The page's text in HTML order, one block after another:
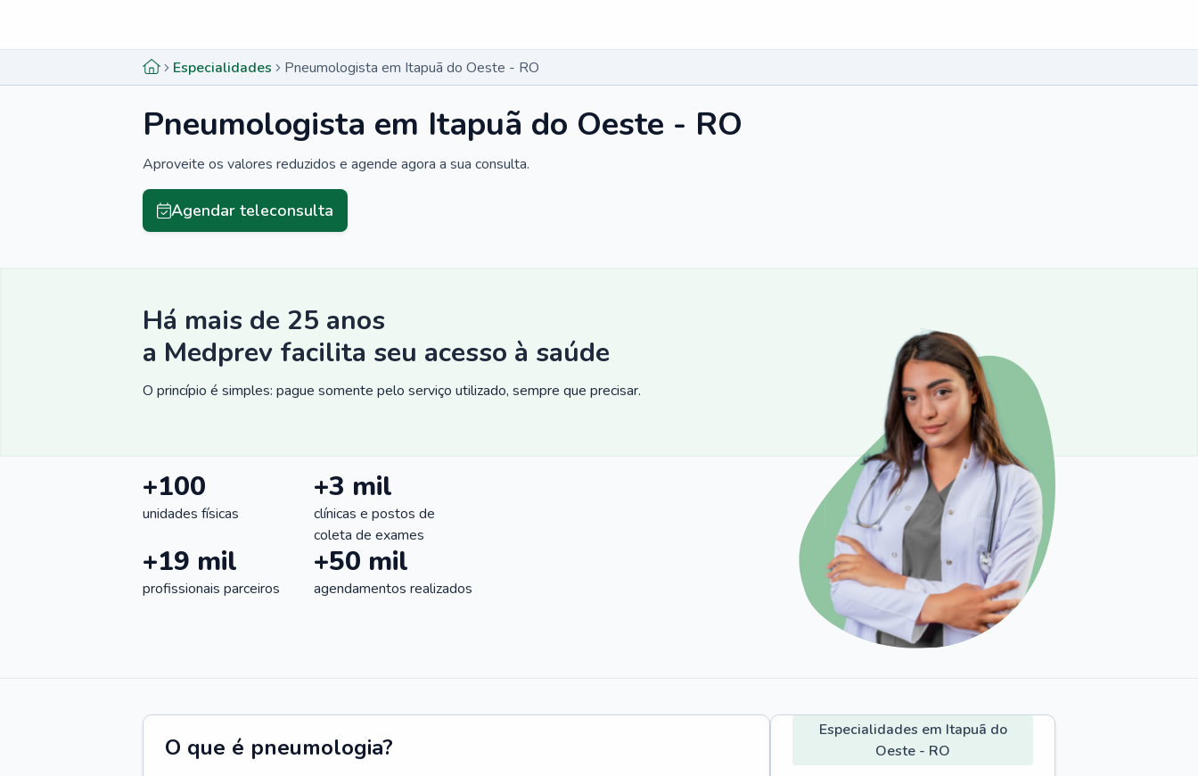
Especialidades Pneumologista em Itapuã do Oeste - RO
Pneumologista em Itapuã do Oeste - RO
Aproveite os valores reduzidos e agende agora a sua consulta.
Agendar teleconsulta
Há mais de 25 anos
a Medprev facilita seu acesso à saúde
O princípio é simples: pague somente pelo serviço utilizado, sempre que precisar.
+100
unidades físicas
+3 mil
clínicas e postos de
coleta de exames
+19 mil
profissionais parceiros
+50 mil
agendamentos realizados
O que é pneumologia?
Especialidades em Itapuã do
Oeste - RO